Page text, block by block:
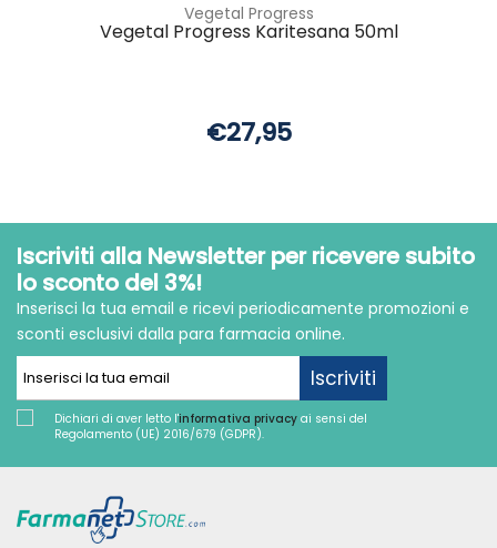
Vegetal Progress
Vegetal Progress Karitesana 50ml
€27,95
Iscriviti alla Newsletter per ricevere subito
lo sconto del 3%!
Inserisci la tua email e ricevi periodicamente promozioni e
sconti esclusivi dalla para farmacia online.
Iscriviti
Dichiari di aver letto l'informativa privacy ai sensi del
Regolamento (UE) 2016/679 (GDPR).